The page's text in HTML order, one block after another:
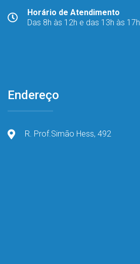
Horário de Atendimento
Das 8h às 12h e das 13h às 17h
Endereço
R. Prof.Simão Hess, 492